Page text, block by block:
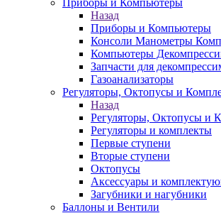
Приборы и Компьютеры
Назад
Приборы и Компьютеры
Консоли Манометры
Компьютеры
Запчасти для
Газоанализаторы
Регуляторы, Октопусы и
Назад
Регуляторы, Октопусы и
Регуляторы и комплекты
Первые ступени
Вторые ступени
Октопусы
Аксессуары и
Загубники и нагубники
Баллоны и Вентили